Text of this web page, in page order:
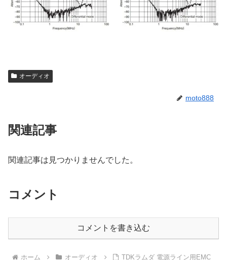
オーディオ
moto888
関連記事
関連記事は見つかりませんでした。
コメント
コメントを書き込む
ホーム オーディオ
TDKラムダ 電源ライン用EMC